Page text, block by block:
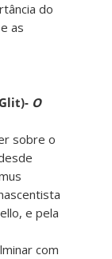
do
as
O
sobre o
e pela
com